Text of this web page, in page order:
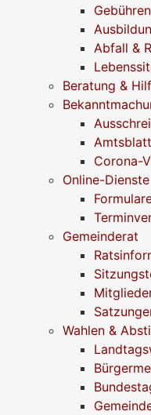
Abfall &
Beratung &
Amtsblatt
Corona-
Online-Dienste
Gemeinderat
Wahlen &